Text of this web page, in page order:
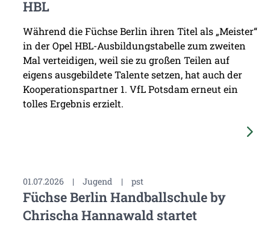
HBL
Während die Füchse Berlin ihren Titel als „Meister“
in der Opel HBL-Ausbildungstabelle zum zweiten
Mal verteidigen, weil sie zu großen Teilen auf
eigens ausgebildete Talente setzen, hat auch der
Kooperationspartner 1. VfL Potsdam erneut ein
tolles Ergebnis erzielt.
01.07.2026 | Jugend | pst
Füchse Berlin Handballschule by
Chrischa Hannawald startet